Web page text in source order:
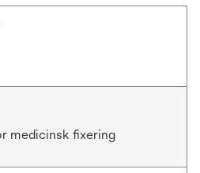
medicinsk fixering